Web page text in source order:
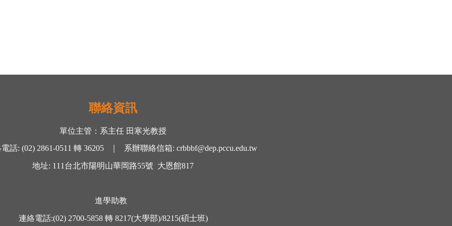
聯絡資訊
單位主管： 系主任 田寒光教授
話: (02) 2861-0511 轉36205 ｜ 系辦聯絡信箱: crbbbf@dep.pccu.edu.tw
地址: 111 台北市陽明山華岡路55號 大恩館817
進學助教
連絡電話:(02) 2700-5858 轉 8217(大學部)/8215(碩士班)